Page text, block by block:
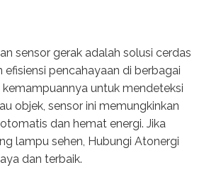
sensor gerak adalah solusi cerdas
pencahayaan di berbagai
untuk mendeteksi
objek, sensor ini memungkinkan
dan hemat energi. Jika
lampu sehen, Hubungi Atonergi
dan terbaik.